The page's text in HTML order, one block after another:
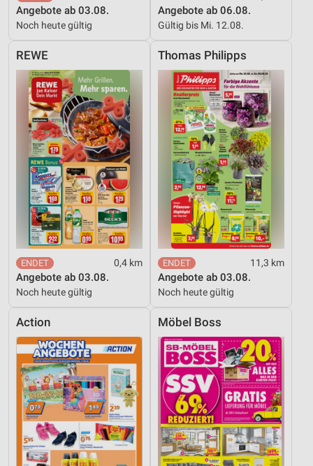
Angebote ab 03.08.
Noch heute gültig
Angebote ab 06.08.
Gültig bis Mi. 12.08.
REWE
0,4 km
Angebote ab 03.08.
Noch heute gültig
Thomas Philipps
11,3 km
Angebote ab 03.08.
Noch heute gültig
Action Möbel Boss